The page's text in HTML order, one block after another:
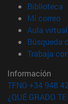
Biblioteca
Mi correo
Aula
Búsqueda
Trabaja
Información
TFNO +34 948
¿QUÉ GRADO